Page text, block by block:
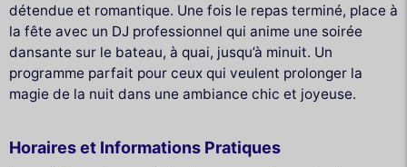
détendue et romantique. Une fois le repas terminé, place à
la fête avec un DJ professionnel qui anime une soirée
dansante sur le bateau, à quai, jusqu’à minuit. Un
programme parfait pour ceux qui veulent prolonger la
magie de la nuit dans une ambiance chic et joyeuse.
Horaires et Informations Pratiques